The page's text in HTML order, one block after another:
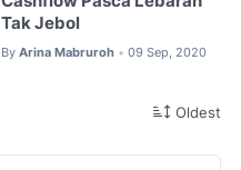
Tak Jebol
By Arina Mabruroh • 09 Sep, 2020
Oldest